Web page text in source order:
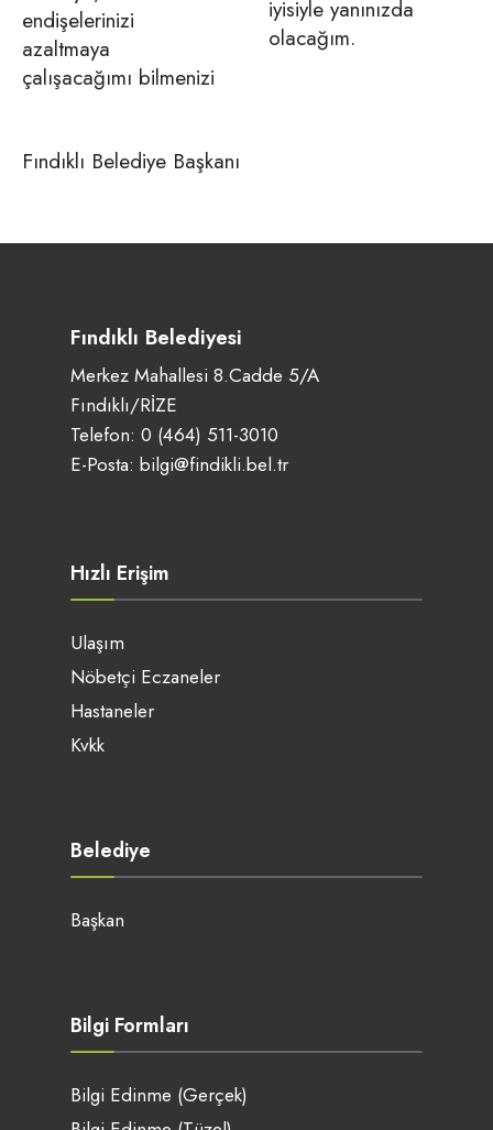
endişelerinizi
azaltmaya
çalışacağımı bilmenizi
iyisiyle yanınızda
olacağım.
Fındıklı Belediye Başkanı
Fındıklı Belediyesi
Merkez Mahallesi 8.Cadde 5/A
Fındıklı/RİZE
Telefon: 0 (464) 511-3010
E-Posta: bilgi@findikli.bel.tr
Hızlı Erişim
Ulaşım
Nöbetçi Eczaneler
Hastaneler
Kvkk
Belediye
Başkan
Bilgi Formları
Bilgi Edinme (Gerçek)